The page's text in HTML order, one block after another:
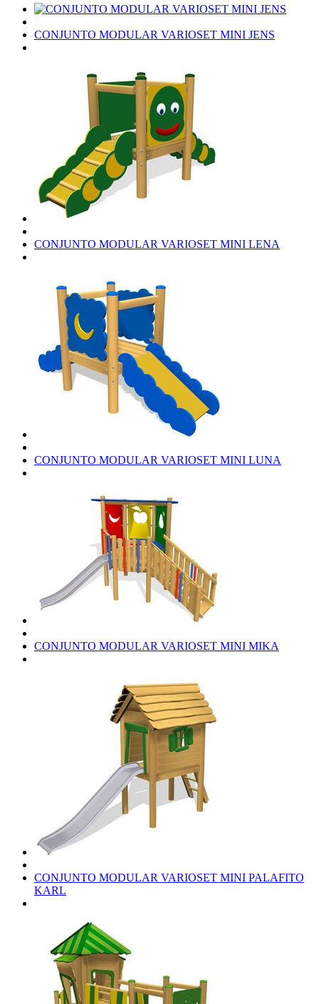
CONJUNTO MODULAR VARIOSET MINI JENS
CONJUNTO MODULAR VARIOSET MINI LENA
CONJUNTO MODULAR VARIOSET MINI LUNA
CONJUNTO MODULAR VARIOSET MINI MIKA
CONJUNTO MODULAR VARIOSET MINI PALAFITO
KARL